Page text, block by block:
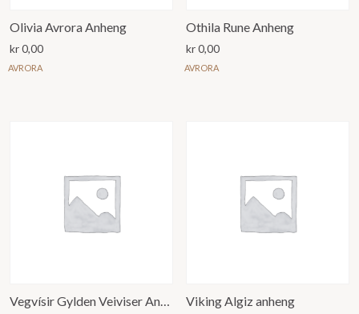
Olivia Avrora Anheng
kr0,00
AVRORA
Othila Rune Anheng
kr0,00
AVRORA
Vegvísir Gylden Veiviser Anheng Viking Algiz anheng